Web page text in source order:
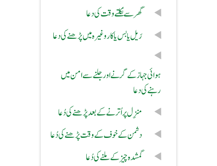
گھر سے نکلتے وقت کی دعا
رَیل یا بس یا کار وغیرہ میں پڑھنے کی دعا
ہوائی جہاز کے گرنے اور جلنے سے امن میں
رہنے کی دعا
منزِل پر اُترنے کے بعد پڑھنے کی دُعا
دشمن کے خوف کے وقت پڑھنے کی دُعا
گمشدہ چیز کے ملنے کی دُعا